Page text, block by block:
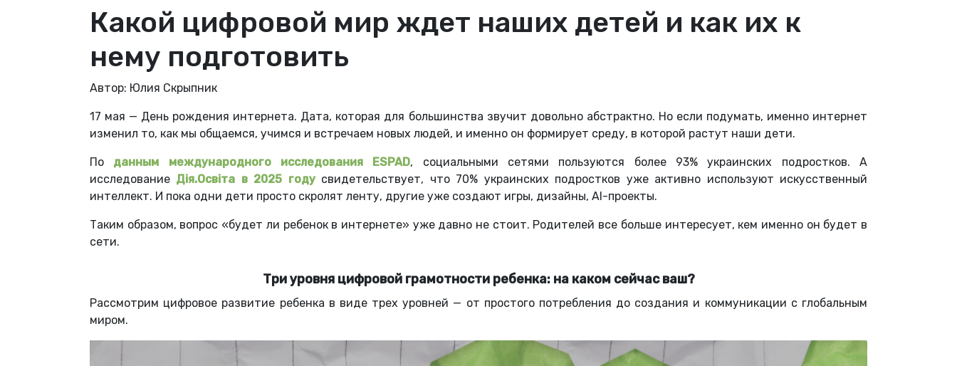
Какой цифровой мир ждет наших детей и как их к
нему подготовить
Автор: Юлия Скрыпник
17 мая — День рождения интернета. Дата, которая для большинства звучит довольно абстрактно. Но если подумать, именно интернет
изменил то, как мы общаемся, учимся и встречаем новых людей, и именно он формирует среду, в которой растут наши дети.
По данным международного исследования ESPAD, социальными сетями пользуются более 93% украинских подростков. А
исследование Дія.Освіта в 2025 годусвидетельствует, что 70% украинских подростков уже активно используют искусственный
интеллект. И пока одни дети просто скролят ленту, другие уже создают игры, дизайны, AI-проекты.
Таким образом, вопрос «будет ли ребенок в интернете» уже давно не стоит. Родителей все больше интересует, кем именно он будет в
сети.
Три уровня цифровой грамотности ребенка: на каком сейчас ваш?
Рассмотрим цифровое развитие ребенка в виде трех уровней — от простого потребления до создания и коммуникации с глобальным
миром.